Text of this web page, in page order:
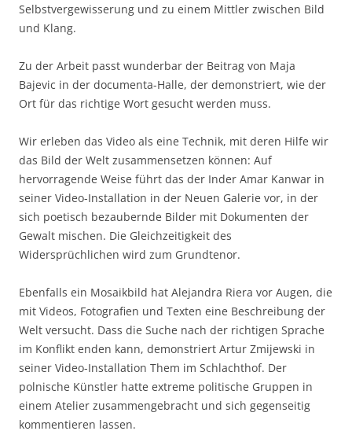
Selbstvergewisserung und zu einem Mittler zwischen Bild
und Klang.
Zu der Arbeit passt wunderbar der Beitrag von Maja
Bajevic in der documenta-Halle, der demonstriert, wie der
Ort für das richtige Wort gesucht werden muss.
Wir erleben das Video als eine Technik, mit deren Hilfe wir
das Bild der Welt zusammensetzen können: Auf
hervorragende Weise führt das der Inder Amar Kanwar in
seiner Video-Installation in der Neuen Galerie vor, in der
sich poetisch bezaubernde Bilder mit Dokumenten der
Gewalt mischen. Die Gleichzeitigkeit des
Widersprüchlichen wird zum Grundtenor.
Ebenfalls ein Mosaikbild hat Alejandra Riera vor Augen, die
mit Videos, Fotografien und Texten eine Beschreibung der
Welt versucht. Dass die Suche nach der richtigen Sprache
im Konflikt enden kann, demonstriert Artur Zmijewski in
seiner Video-Installation Them im Schlachthof. Der
polnische Künstler hatte extreme politische Gruppen in
einem Atelier zusammengebracht und sich gegenseitig
kommentieren lassen.